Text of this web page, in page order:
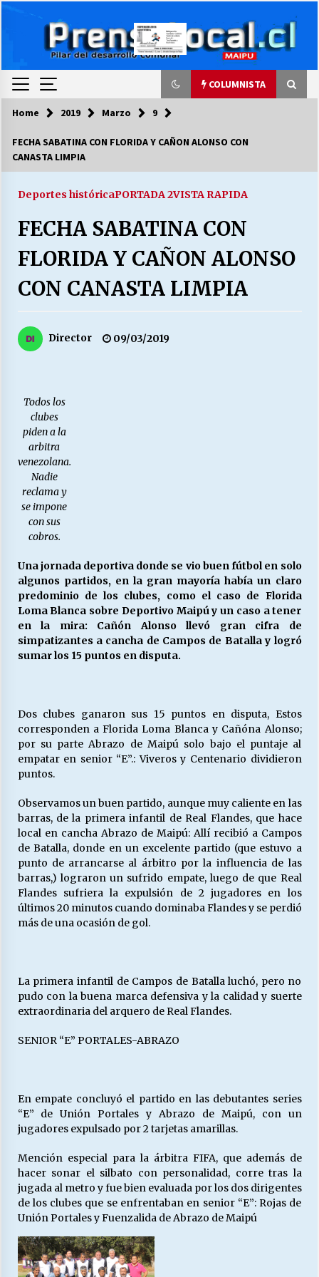
COLUMNISTA
COLUMNISTA
03/08/2026
LA DC POR SIEMPRE.RECORDANDO 69 AÑOS DE
28/07/2026
“ORGULLOSOS DE SER DC” SALUDA EL
16/06/2026
MUNICIPALIDADES, HONORARIOS, DESPIDOS
28/05/2026
16/05/2026
S.O.S. a los ricos, Save Our Souls (Salvar
Nuestras Almas)
¿Asesores con doble sueldo?
18/04/2026
Chile y sus segmentos de la riqueza
06/04/2026
Home 2019 Marzo 9
FECHA SABATINA CON FLORIDA Y CAÑON ALONSO CON
CANASTA LIMPIA
Deportes históricaPORTADA 2VISTA RAPIDA
FECHA SABATINA CON
FLORIDA Y CAÑON ALONSO
CON CANASTA LIMPIA
Director 09/03/2019
Todos los
clubes
piden a la
arbitra
venezolana.
Nadie
reclama y
se impone
con sus
cobros.
Una jornada deportiva donde se vio buen fútbol en solo
algunos partidos, en la gran mayoría había un claro
predominio de los clubes, como el caso de Florida
Loma Blanca sobre Deportivo Maipú y un caso a tener
en la mira: Cañón Alonso llevó gran cifra de
simpatizantes a cancha de Campos de Batalla y logró
sumar los 15 puntos en disputa.
Dos clubes ganaron sus 15 puntos en disputa, Estos
corresponden a Florida Loma Blanca y Cañóna Alonso;
por su parte Abrazo de Maipú solo bajo el puntaje al
empatar en senior “E”.: Viveros y Centenario dividieron
puntos.
Observamos un buen partido, aunque muy caliente en las
barras, de la primera infantil de Real Flandes, que hace
local en cancha Abrazo de Maipú: Allí recibió a Campos
de Batalla, donde en un excelente partido (que estuvo a
punto de arrancarse al árbitro por la influencia de las
barras,) lograron un sufrido empate, luego de que Real
Flandes sufriera la expulsión de 2 jugadores en los
últimos 20 minutos cuando dominaba Flandes y se perdió
más de una ocasión de gol.
La primera infantil de Campos de Batalla luchó, pero no
pudo con la buena marca defensiva y la calidad y suerte
extraordinaria del arquero de Real Flandes.
SENIOR “E” PORTALES-ABRAZO
En empate concluyó el partido en las debutantes series
“E” de Unión Portales y Abrazo de Maipú, con un
jugadores expulsado por 2 tarjetas amarillas.
Mención especial para la árbitra FIFA, que además de
hacer sonar el silbato con personalidad, corre tras la
jugada al metro y fue bien evaluada por los dos dirigentes
de los clubes que se enfrentaban en senior “E”: Rojas de
Unión Portales y Fuenzalida de Abrazo de Maipú